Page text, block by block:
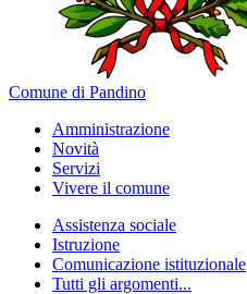
Comune di Pandino
Amministrazione
Novità
Servizi
Vivere il comune
Assistenza sociale
Istruzione
Comunicazione istituzionale
Tutti gli argomenti...